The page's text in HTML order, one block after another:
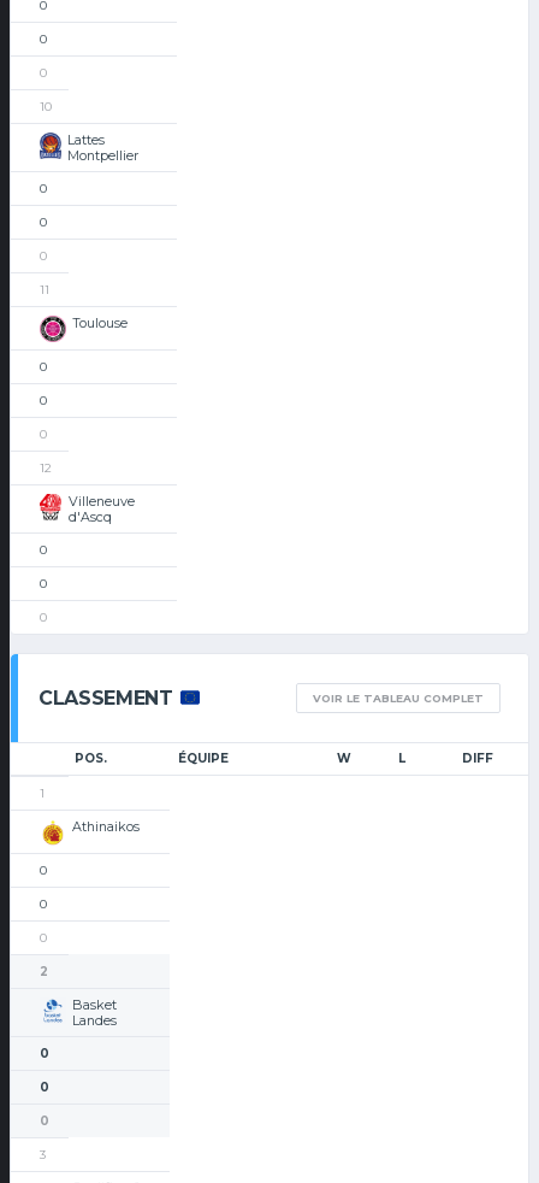
0
0
0
10
Lattes
Montpellier
0
0
0
11
Toulouse
0
0
0
12
Villeneuve
d'Ascq
0
0
0
CLASSEMENT VOIR LE TABLEAU COMPLET
POS. ÉQUIPE W L DIFF
1
Athinaikos
0
0
0
2
Basket
Landes
0
0
0
3